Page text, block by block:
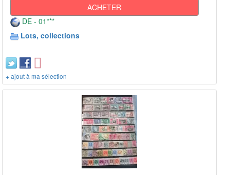
ACHETER
DE - 01***
Lots, collections
+ ajout à ma sélection